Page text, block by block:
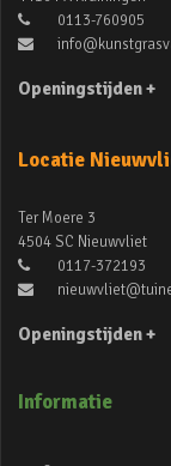
0113-760905
Openingstijden +
Locatie
Ter Moere 3
4504 SC Nieuwvliet
0117-372193
Openingstijden +
Informatie